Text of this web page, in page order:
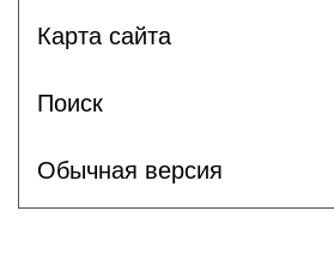
Карта сайта
Поиск
Обычная версия